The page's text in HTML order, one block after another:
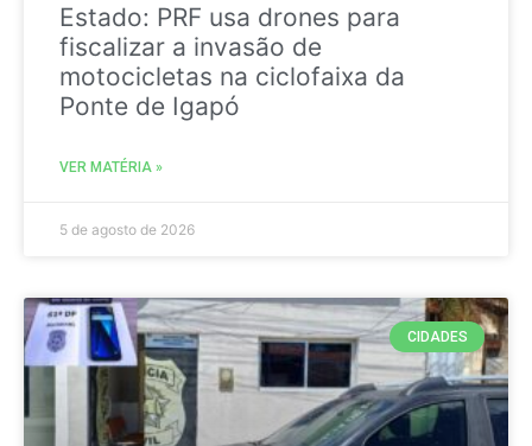
Estado: PRF usa drones para
fiscalizar a invasão de
motocicletas na ciclofaixa da
Ponte de Igapó
VER MATÉRIA »
5 de agosto de 2026
CIDADES